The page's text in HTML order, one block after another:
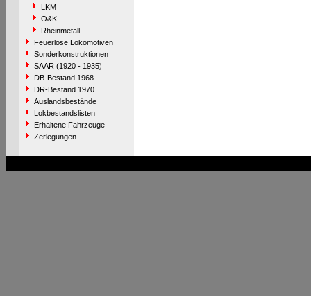
LKM
O&K
Rheinmetall
Feuerlose Lokomotiven
Sonderkonstruktionen
SAAR (1920 - 1935)
DB-Bestand 1968
DR-Bestand 1970
Auslandsbestände
Lokbestandslisten
Erhaltene Fahrzeuge
Zerlegungen